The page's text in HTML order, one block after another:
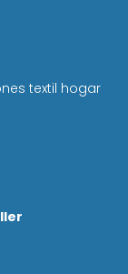
textil hogar